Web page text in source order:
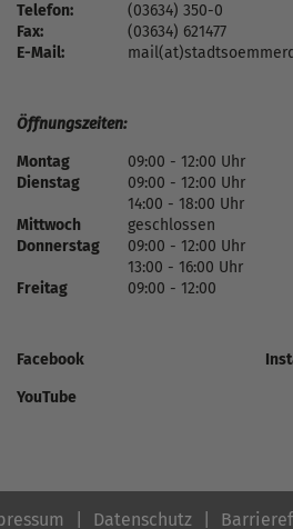
Telefon:
(03634) 350-0
Fax:
(03634) 621477
E-Mail:
Öffnungszeiten:
Montag
09:00 - 12:00 Uhr
Dienstag
09:00 - 12:00 Uhr
14:00 - 18:00 Uhr
Mittwoch
geschlossen
Donnerstag
09:00 - 12:00 Uhr
13:00 - 16:00 Uhr
Freitag
09:00 - 12:00
Facebook
YouTube
Datenschutz